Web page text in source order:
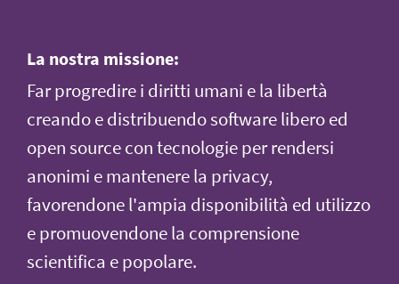
La nostra missione:
Far progredire i diritti umani e la libertà
creando e distribuendo software libero ed
open source con tecnologie per rendersi
anonimi e mantenere la privacy,
favorendone l'ampia disponibilità ed utilizzo
e promuovendone la comprensione
scientifica e popolare.